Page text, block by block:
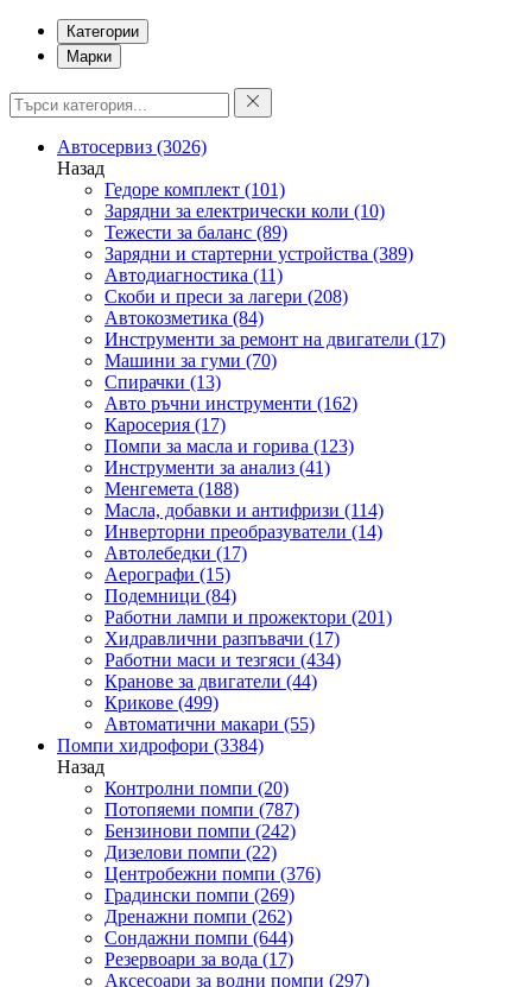
Категории
Марки
Автосервиз (3026)
Назад
Гедоре комплект (101)
Зарядни за електрически коли (10)
Тежести за баланс (89)
Зарядни и стартерни устройства (389)
Автодиагностика (11)
Скоби и преси за лагери (208)
Автокозметика (84)
Инструменти за ремонт на двигатели (17)
Машини за гуми (70)
Спирачки (13)
Авто ръчни инструменти (162)
Каросерия (17)
Помпи за масла и горива (123)
Инструменти за анализ (41)
Менгемета (188)
Масла, добавки и антифризи (114)
Инверторни преобразуватели (14)
Автолебедки (17)
Аерографи (15)
Подемници (84)
Работни лампи и прожектори (201)
Хидравлични разпъвачи (17)
Работни маси и тезгяси (434)
Кранове за двигатели (44)
Крикове (499)
Автоматични макари (55)
Помпи хидрофори (3384)
Назад
Контролни помпи (20)
Потопяеми помпи (787)
Бензинови помпи (242)
Дизелови помпи (22)
Центробежни помпи (376)
Градински помпи (269)
Дренажни помпи (262)
Сондажни помпи (644)
Резервоари за вода (17)
Аксесоари за водни помпи (297)